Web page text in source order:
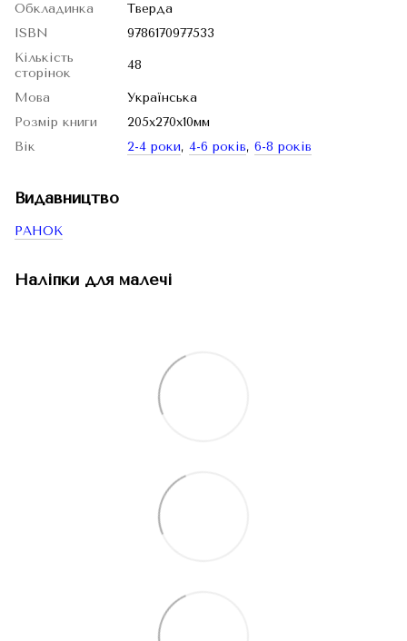
Обкладинка
Тверда
ISBN
9786170977533
Кількість
сторінок
48
Мова
Українська
Розмір книги
205x270x10мм
Вік
2-4 роки, 4-6 років, 6-8 років
Видавництво
РАНОК
Наліпки для малечі